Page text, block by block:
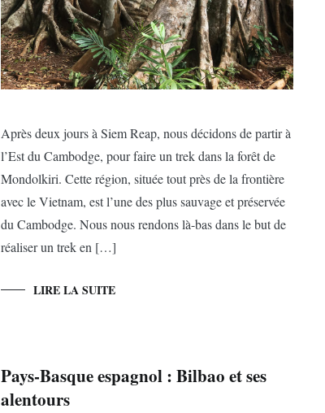
Après deux jours à Siem Reap, nous décidons de partir à
l’Est du Cambodge, pour faire un trek dans la forêt de
Mondolkiri. Cette région, située tout près de la frontière
avec le Vietnam, est l’une des plus sauvage et préservée
du Cambodge. Nous nous rendons là-bas dans le but de
réaliser un trek en […]
LIRE LA SUITE
Pays-Basque espagnol : Bilbao et ses
alentours